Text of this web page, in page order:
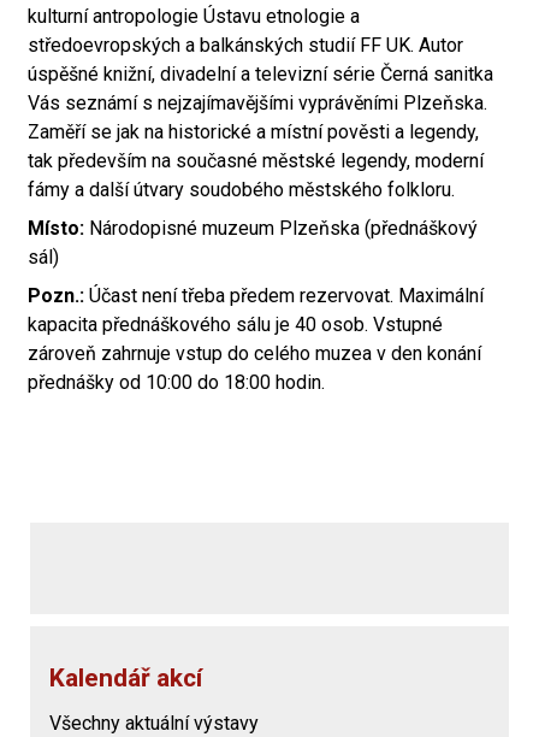
kulturní antropologie Ústavu etnologie a
středoevropských a balkánských studií FF UK. Autor
úspěšné knižní, divadelní a televizní série Černá sanitka
Vás seznámí s nejzajímavějšími vyprávěními Plzeňska.
Zaměří se jak na historické a místní pověsti a legendy,
tak především na současné městské legendy, moderní
fámy a další útvary soudobého městského folkloru.
Místo: Národopisné muzeum Plzeňska (přednáškový
sál)
Pozn.: Účast není třeba předem rezervovat. Maximální
kapacita přednáškového sálu je 40 osob. Vstupné
zároveň zahrnuje vstup do celého muzea v den konání
přednášky od 10:00 do 18:00 hodin.
Kalendář akcí
Všechny aktuální výstavy